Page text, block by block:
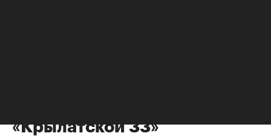
«Крылатской 33»